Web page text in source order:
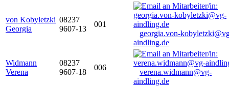
von Kobyletzki
Georgia
08237
9607-13
001
georgia.von-
aindling.de
Widmann
Verena
08237
9607-18
006
verena.widmann@vg-
aindling.de